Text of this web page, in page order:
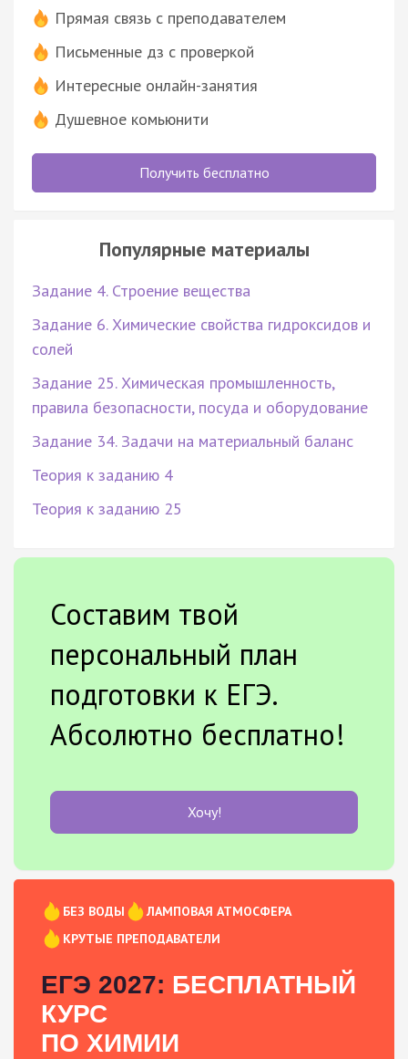
Прямая связь с преподавателем
Письменные дз с проверкой
Интересные онлайн-занятия
Душевное комьюнити
Получить бесплатно
Популярные материалы
Задание 4. Строение вещества
Задание 6. Химические свойства гидроксидов и
солей
Задание 25. Химическая промышленность,
правила безопасности, посуда и оборудование
Задание 34. Задачи на материальный баланс
Теория к заданию 4
Теория к заданию 25
Составим твой
персональный план
подготовки к ЕГЭ.
Абсолютно бесплатно!
Хочу!
БЕЗ ВОДЫ
ЛАМПОВАЯ АТМОСФЕРА
КРУТЫЕ ПРЕПОДАВАТЕЛИ
ЕГЭ 2027: БЕСПЛАТНЫЙ
КУРС
ПО ХИМИИ